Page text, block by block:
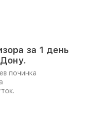
за 1 день
починка